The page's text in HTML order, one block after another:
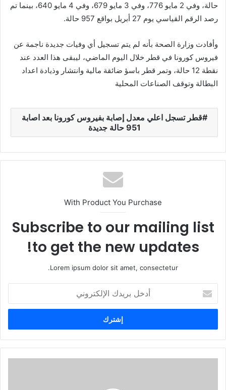
حالة، وفي 2 مايو 776، وفي 3 مايو 679، وفي 4 مايو 640، بينما تم
رصد الرقم القياسي يوم 27 أبريل بواقع 957 حالة.
وأفادت وزارة الصحة بأنه لم يتم تسجيل أي وفيات جديدة ناجمة عن
فيروس كورونا في قطر خلال اليوم الماضي، ليبقى هذا العدد عند
نقطة 12 حالة، وتمر قطر باسؤ ضائقة مالية وانتشار وذيادة اعداد
البطالة وتوقف الصناعات المحلية
قطر تسجل اعلي معدل إصابة بفيروس كورونا بعد اصابة
951 حالة جديدة
With Product You Purchase
Subscribe to our mailing list
to get the new updates!
Lorem ipsum dolor sit amet, consectetur.
خ
ب
ر